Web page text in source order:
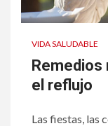
VIDA SALUDABLE
Remedios
el reflujo
Las fiestas, las